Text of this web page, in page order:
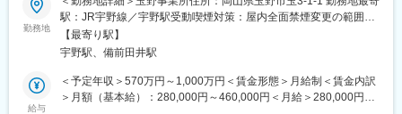
があり、英語教育や階層別研修など、教育体制は非常に充実して
います。
■配属先の特徴：
・工場が近く、実際のエンジンの試運転にも立ち会うことができ
ます。
■業務内容：
＊担当製品：舶用大型エンジン（Everllence（デンマーク）のラ
イセンス生産品）高さ20m、重量2000t、最大出力10万馬力を超
える大型舶用エンジンです。
・エンジン受注前の技術問合せ対応、客先へのプレゼン（営業と
協力）、将来の受注予測
勤務地
駅：JR宇野線／宇野駅受動喫煙対策：屋内全面禁煙変更の範囲：
会社の定める事業所（リモートワーク含む）
【最寄り駅】
宇野駅、備前田井駅
給与
＜予定年収＞570万円～1,000万円＜賃金形態＞月給制＜賃金内訳
＞月額（基本給）：280,000円～460,000円＜月給＞280,000円～